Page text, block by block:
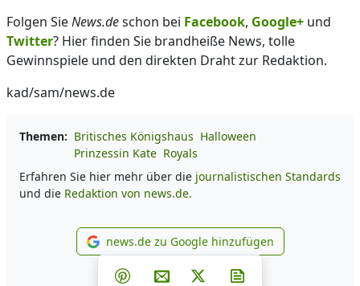
Folgen SieNews.deschon bei Facebook, Google+ und
Twitter? Hier finden Sie brandheiße News, tolle
Gewinnspiele und den direkten Draht zur Redaktion.
kad/sam/news.de
Themen: Britisches Königshaus Halloween
Prinzessin Kate Royals
Erfahren Sie hier mehr über die journalistischen Standards
und die Redaktion von news.de.
news.de zu Google
news.de zu Google hinzufügen
Teilen auf Facebook
Teilen auf Whatsapp
Teilen auf Telegram
Teilen auf Pinterest
Per E-Mail teilen
Post auf X